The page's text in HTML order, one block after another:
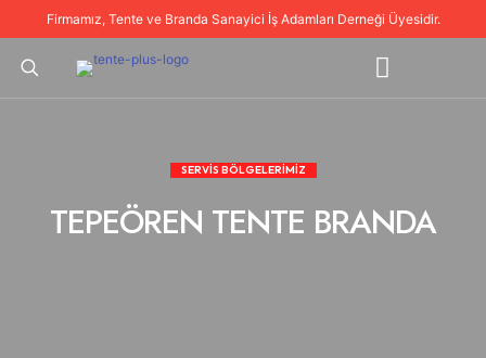
Firmamız, Tente ve Branda Sanayici İş Adamları Derneği Üyesidir.
SERVİS BÖLGELERİMİZ
TEPEÖREN TENTE BRANDA